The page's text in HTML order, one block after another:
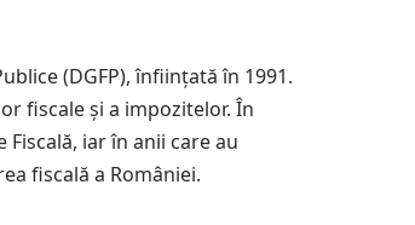
(DGFP), înființată în 1991.
fiscale și a impozitelor. În
iar în anii care au
fiscală a României.